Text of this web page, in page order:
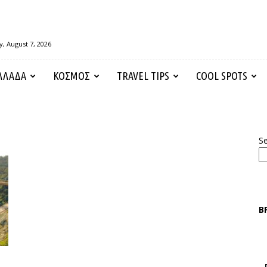
August 7, 2026
ΚΟΣΜΟΣ TRAVEL TIPS COOL SPOTS